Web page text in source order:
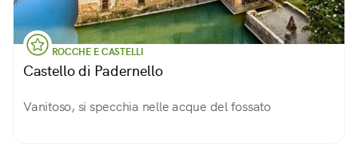
ROCCHE E CASTELLI
Castello di Padernello
Vanitoso, si specchia nelle acque del fossato